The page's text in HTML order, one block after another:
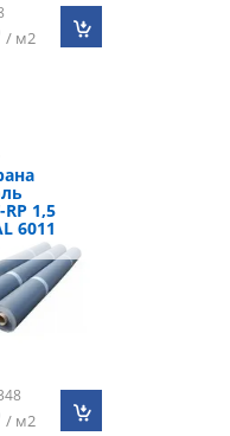
/ м2
1,5
6011
/ м2